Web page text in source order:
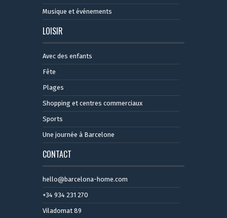
Musique et événements
LOISIR
Avec des enfants
Fête
Plages
Shopping et centres commerciaux
Sports
Une journée à Barcelone
CONTACT
hello@barcelona-home.com
+34 934 231 270
Viladomat 89